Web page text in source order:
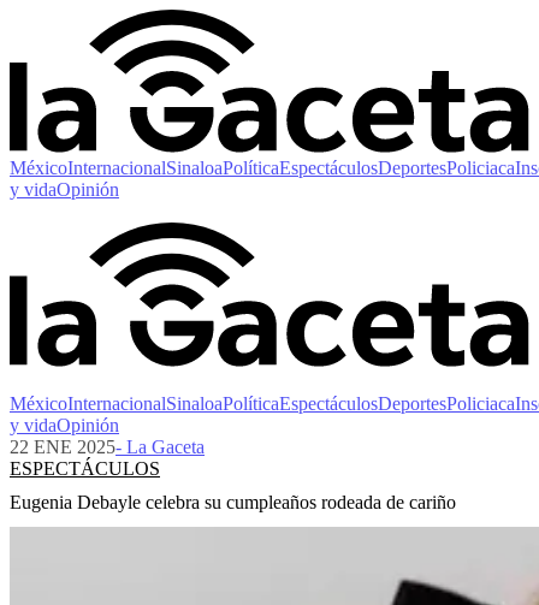
MéxicoInternacionalSinaloaPolíticaEspectáculosDeportesPoliciaca
y vidaOpinión
MéxicoInternacionalSinaloaPolíticaEspectáculosDeportesPoliciaca
y vidaOpinión
22 ENE 2025- La Gaceta
ESPECTÁCULOS
Eugenia Debayle celebra su cumpleaños rodeada de cariño